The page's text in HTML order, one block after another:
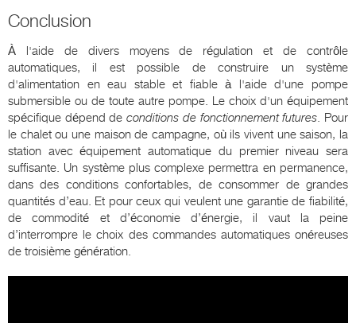
Conclusion
À l'aide de divers moyens de régulation et de contrôle
automatiques, il est possible de construire un système
d'alimentation en eau stable et fiable à l'aide d'une pompe
submersible ou de toute autre pompe. Le choix d'un équipement
spécifique dépend deconditions de fonctionnement futures. Pour
le chalet ou une maison de campagne, où ils vivent une saison, la
station avec équipement automatique du premier niveau sera
suffisante. Un système plus complexe permettra en permanence,
dans des conditions confortables, de consommer de grandes
quantités d’eau. Et pour ceux qui veulent une garantie de fiabilité,
de commodité et d’économie d’énergie, il vaut la peine
d’interrompre le choix des commandes automatiques onéreuses
de troisième génération.